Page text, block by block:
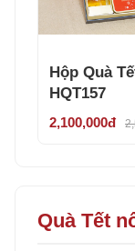
Hộp Quà
HQT157
2,100,000đ
Quà Tết